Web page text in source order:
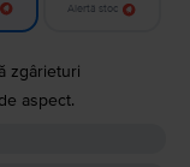
Alertă stoc
zgârieturi
aspect.